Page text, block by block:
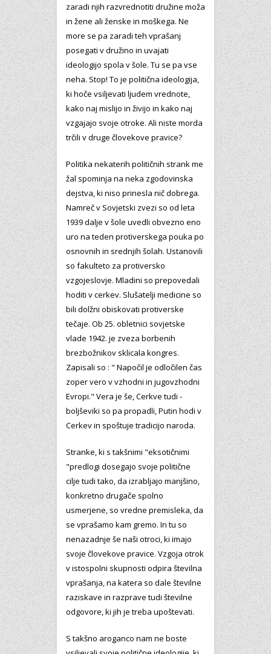
zaradi njih razvrednotiti družine moža
in žene ali ženske in moškega. Ne
more se pa zaradi teh vprašanj
posegati v družino in uvajati
ideologijo spola v šole. Tu se pa vse
neha. Stop! To je politična ideologija,
ki hoče vsiljevati ljudem vrednote,
kako naj mislijo in živijo in kako naj
vzgajajo svoje otroke. Ali niste morda
trčili v druge človekove pravice?
Politika nekaterih političnih strank me
žal spominja na neka zgodovinska
dejstva, ki niso prinesla nič dobrega.
Namreč v Sovjetski zvezi so od leta
1939 dalje v šole uvedli obvezno eno
uro na teden protiverskega pouka po
osnovnih in srednjih šolah. Ustanovili
so fakulteto za protiversko
vzgojeslovje. Mladini so prepovedali
hoditi v cerkev. Slušatelji medicine so
bili dolžni obiskovati protiverske
tečaje. Ob 25. obletnici sovjetske
vlade 1942. je zveza borbenih
brezbožnikov sklicala kongres.
Zapisali so : " Napočil je odločilen čas
zoper vero v vzhodni in jugovzhodni
Evropi." Vera je še, Cerkve tudi -
boljševiki so pa propadli, Putin hodi v
Cerkev in spoštuje tradicijo naroda.
Stranke, ki s takšnimi "eksotičnimi
"predlogi dosegajo svoje politične
cilje tudi tako, da izrabljajo manjšino,
konkretno drugače spolno
usmerjene, so vredne premisleka, da
se vprašamo kam gremo. In tu so
nenazadnje še naši otroci, ki imajo
svoje človekove pravice. Vzgoja otrok
v istospolni skupnosti odpira številna
vprašanja, na katera so dale številne
raziskave in razprave tudi številne
odgovore, ki jih je treba upoštevati.
S takšno aroganco nam ne boste